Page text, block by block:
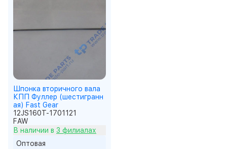
Шпонка вторичного вала
КПП Фуллер (шестигранн
ая) Fast Gear
12JS160T-1701121
FAW
В наличии в 3 филиалах
Оптовая